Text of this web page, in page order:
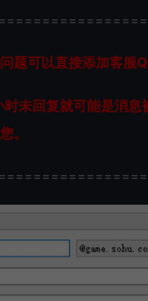
题可以直接添加客服
未回复就可能是消息
。